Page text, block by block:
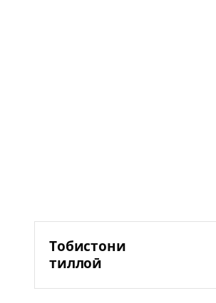
Тобистони
тиллоӣ